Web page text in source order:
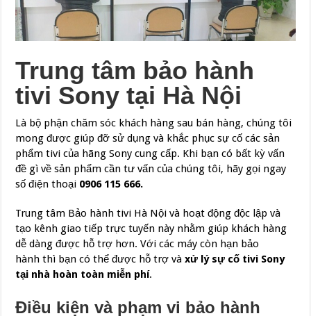
Trung tâm bảo hành
tivi Sony tại Hà Nội
Là bộ phận chăm sóc khách hàng sau bán hàng, chúng tôi
mong được giúp đỡ sử dụng và khắc phục sự cố các sản
phẩm tivi của hãng Sony cung cấp. Khi bạn có bất kỳ vấn
đề gì về sản phẩm cần tư vấn của chúng tôi, hãy gọi ngay
số điện thoại 0906 115 666.
Trung tâm Bảo hành tivi Hà Nội và hoạt động độc lập và
tạo kênh giao tiếp trực tuyến này nhằm giúp khách hàng
dễ dàng được hỗ trợ hơn. Với các máy còn hạn bảo
hành thì bạn có thể được hỗ trợ vàxử lý sự cố tivi Sony
tại nhà hoàn toàn miễn phí.
Điều kiện và phạm vi bảo hành